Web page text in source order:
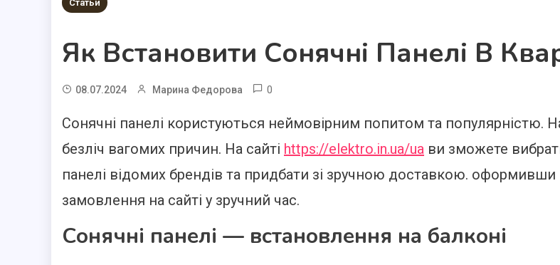
Статьи
Як Встановити Сонячні Панелі В
08.07.2024 Марина Федорова 0
Сонячні панелі користуються неймовірним попитом та популярністю.
безліч вагомих причин. На сайті https://elektro.in.ua/ua ви зможете
панелі відомих брендів та придбати зі зручною доставкою. оформивши
замовлення на сайті у зручний час.
Сонячні панелі — встановлення на балконі